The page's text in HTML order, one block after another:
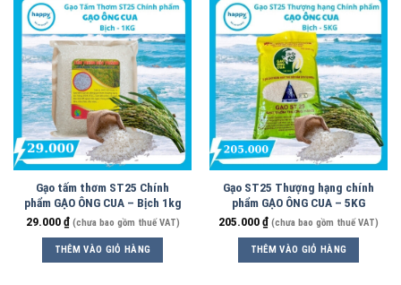
Gạo tấm thơm ST25 Chính
phẩm GẠO ÔNG CUA – Bịch 1kg
29.000₫ (chưa bao gồm thuế VAT)
THÊM VÀO GIỎ HÀNG
Gạo ST25 Thượng hạng chính
phẩm GẠO ÔNG CUA – 5KG
205.000₫ (chưa bao gồm thuế VAT)
THÊM VÀO GIỎ HÀNG